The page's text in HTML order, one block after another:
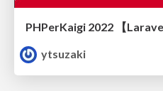
ytsuzaki